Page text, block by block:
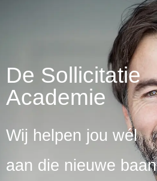
De Sollicitatie
Academie
Wij helpen jou wél
aan die nieuwe baan